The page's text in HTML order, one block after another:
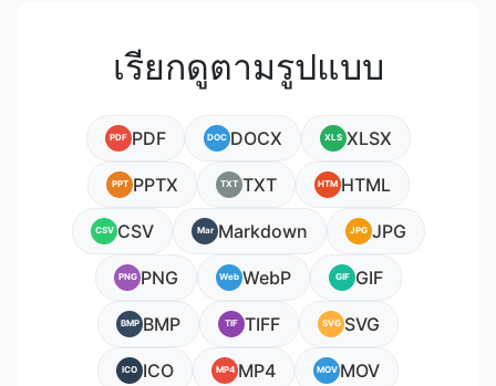
เรียกดูตามรูปแบบ
PDF PDF DOC DOCX XLS XLSX
PPT PPTX TXT TXT HTM HTML
CSV CSV Mar Markdown JPG JPG
PNG PNG Web WebP GIF GIF
BMP BMP TIF TIFF SVG SVG
ICO ICO MP4 MP4 MOV MOV